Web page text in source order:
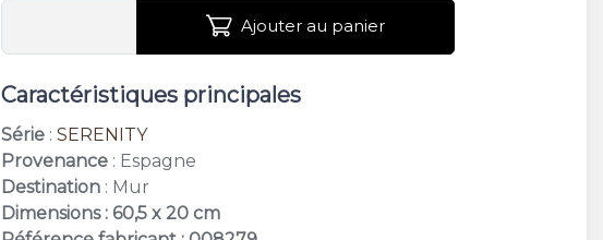
Ajouter au panier
Caractéristiques principales
Série :SERENITY
Provenance : Espagne
Destination : Mur
Dimensions : 60,5 x 20 cm